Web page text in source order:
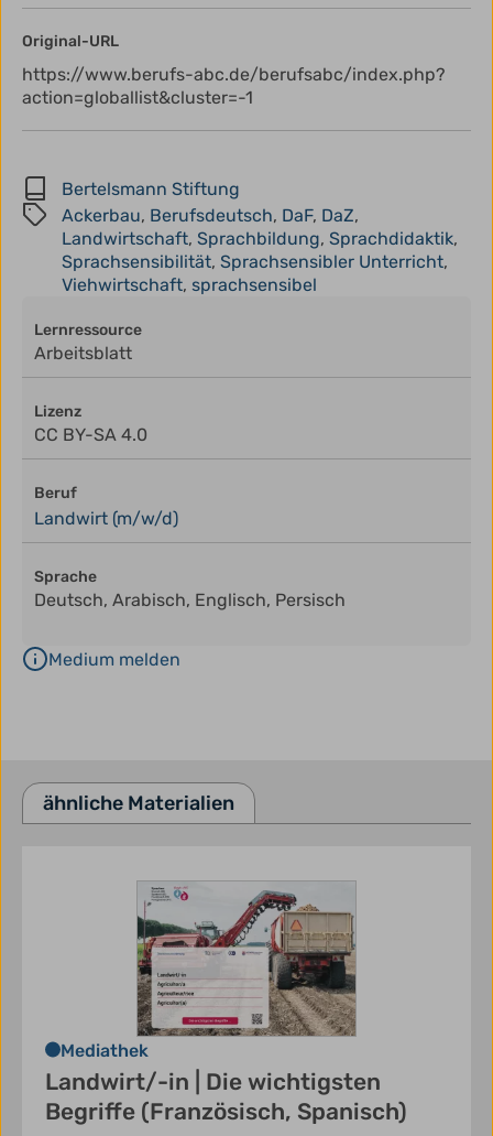
Original-URL
https://www.berufs-abc.de/berufsabc/index.php?
action=globallist&cluster=-1
Bertelsmann Stiftung
Ackerbau, Berufsdeutsch, DaF, DaZ,
Landwirtschaft, Sprachbildung, Sprachdidaktik,
Sprachsensibilität, Sprachsensibler Unterricht,
Viehwirtschaft, sprachsensibel
Lernressource
Arbeitsblatt
Lizenz
CC BY-SA 4.0
Beruf
Landwirt (m/w/d)
Sprache
Deutsch, Arabisch, Englisch, Persisch
Medium melden
ähnliche Materialien
Mediathek
Landwirt/-in | Die wichtigsten
Begriffe (Französisch, Spanisch)